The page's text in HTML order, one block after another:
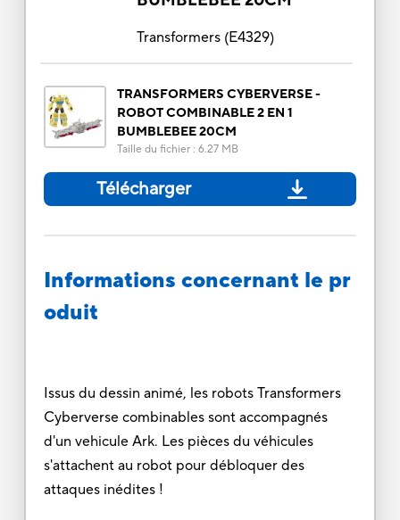
Transformers(E4329)
TRANSFORMERS CYBERVERSE -
ROBOT COMBINABLE 2 EN 1
BUMBLEBEE 20CM
Taille du fichier: 6.27 MB
Télécharger
Informations concernant le pr
oduit
Issus du dessin animé, les robots Transformers
Cyberverse combinables sont accompagnés
d'un vehicule Ark. Les pièces du véhicules
s'attachent au robot pour débloquer des
attaques inédites !